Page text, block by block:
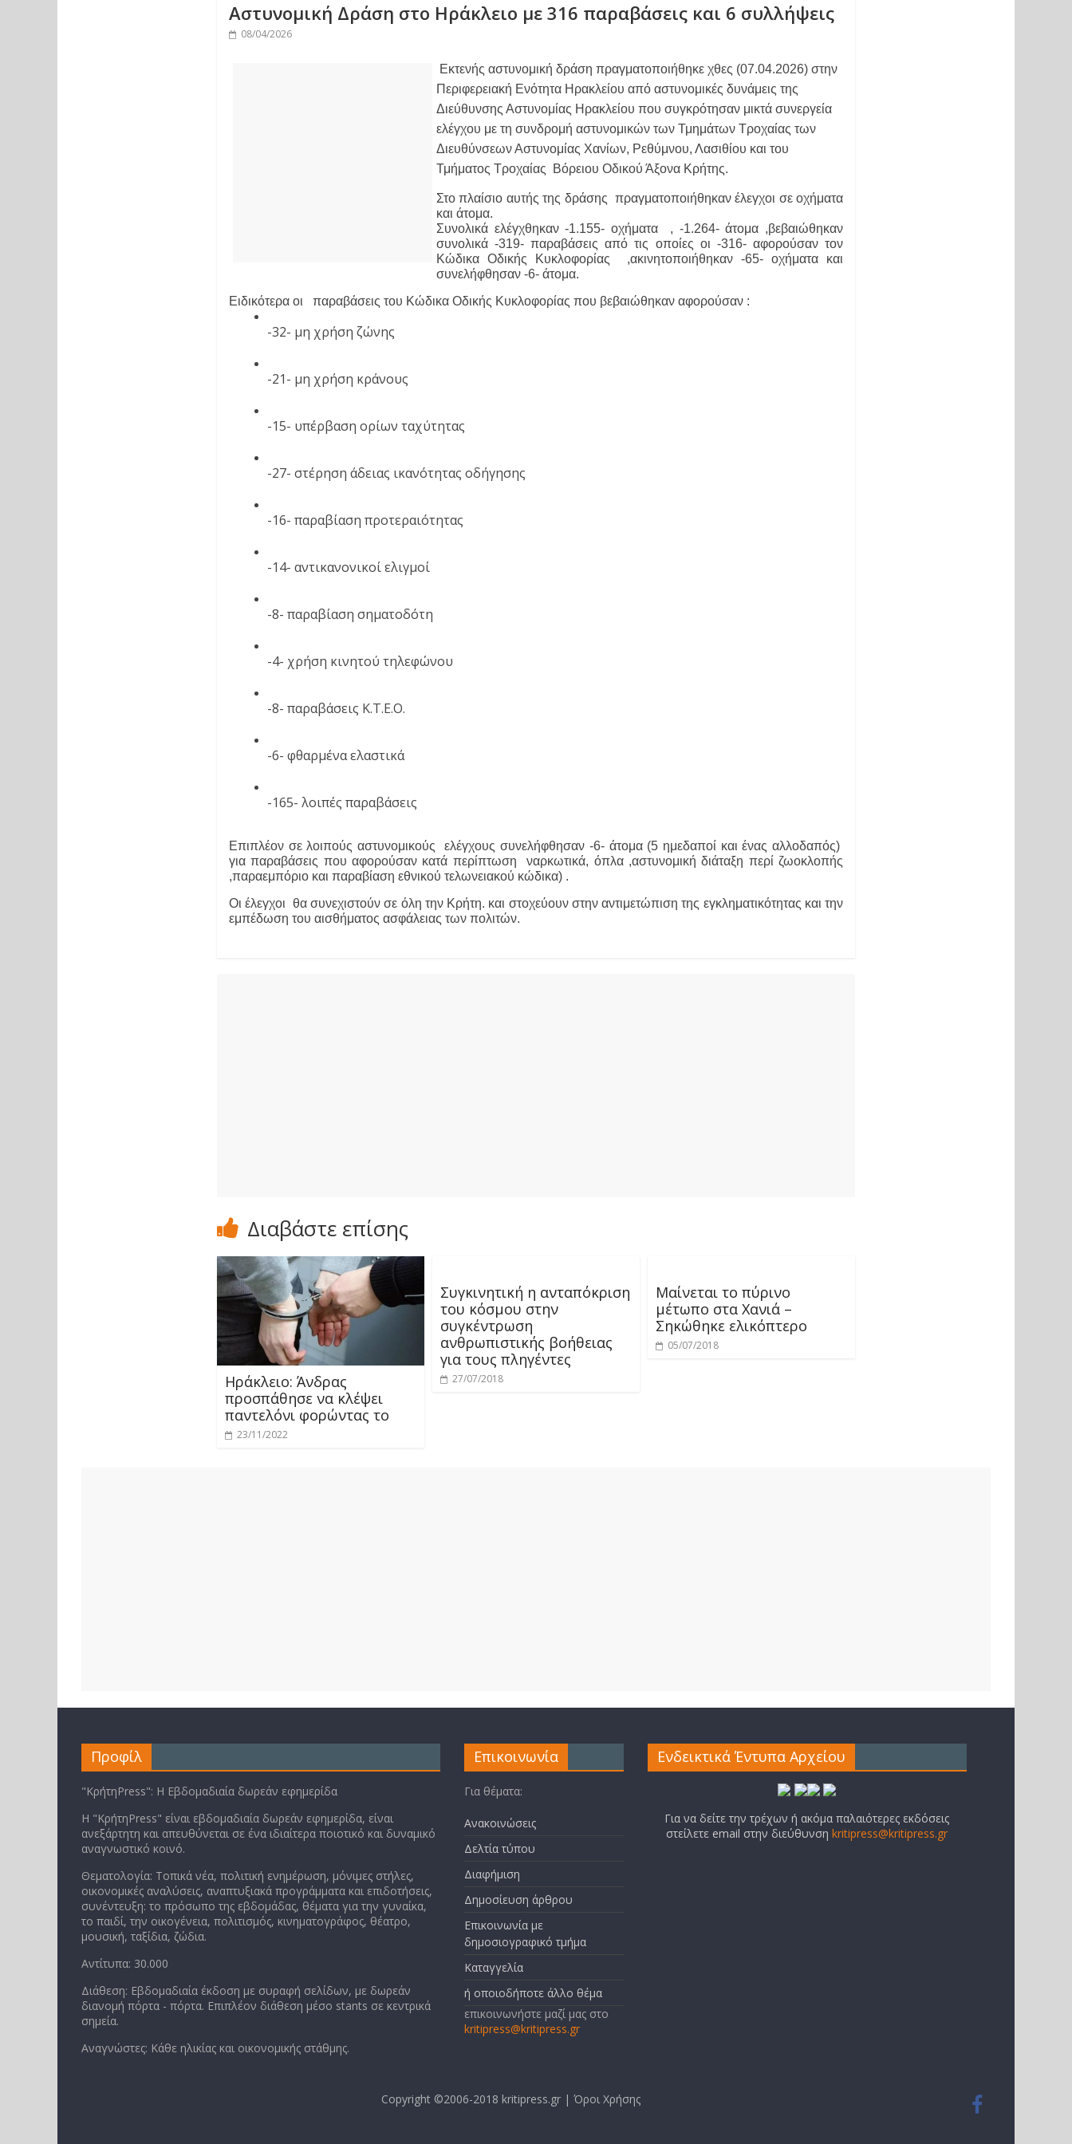
Αστυνομική Δράση στο Ηράκλειο με 316 παραβάσεις και 6 συλλήψεις
08/04/2026
Εκτενής αστυνομική δράση πραγματοποιήθηκε χθες (07.04.2026) στην
Περιφερειακή Ενότητα Ηρακλείου από αστυνομικές δυνάμεις της
Διεύθυνσης Αστυνομίας Ηρακλείου που συγκρότησαν μικτά συνεργεία
ελέγχου με τη συνδρομή αστυνομικών των Τμημάτων Τροχαίας των
Διευθύνσεων Αστυνομίας Χανίων, Ρεθύμνου, Λασιθίου και του
Τμήματος Τροχαίας  Βόρειου Οδικού Άξονα Κρήτης.
Στο πλαίσιο αυτής της δράσης  πραγματοποιήθηκαν έλεγχοι σε οχήματα
και άτομα.
Συνολικά ελέγχθηκαν -1.155- οχήματα  , -1.264- άτομα ,βεβαιώθηκαν
συνολικά -319- παραβάσεις από τις οποίες οι -316- αφορούσαν τον
Κώδικα Οδικής Κυκλοφορίας  ,ακινητοποιήθηκαν -65- οχήματα και
συνελήφθησαν -6- άτομα.
Ειδικότερα οι   παραβάσεις του Κώδικα Οδικής Κυκλοφορίας που βεβαιώθηκαν αφορούσαν :
-32- μη χρήση ζώνης
-21- μη χρήση κράνους
-15- υπέρβαση ορίων ταχύτητας
-27- στέρηση άδειας ικανότητας οδήγησης
-16- παραβίαση προτεραιότητας
-14- αντικανονικοί ελιγμοί
-8- παραβίαση σηματοδότη
-4- χρήση κινητού τηλεφώνου
-8- παραβάσεις Κ.Τ.Ε.Ο.
-6- φθαρμένα ελαστικά
-165- λοιπές παραβάσεις
Επιπλέον σε λοιπούς αστυνομικούς  ελέγχους συνελήφθησαν -6- άτομα (5 ημεδαποί και ένας αλλοδαπός)
για παραβάσεις που αφορούσαν κατά περίπτωση  ναρκωτικά, όπλα ,αστυνομική διάταξη περί ζωοκλοπής
,παραεμπόριο και παραβίαση εθνικού τελωνειακού κώδικα) .
Οι έλεγχοι  θα συνεχιστούν σε όλη την Κρήτη. και στοχεύουν στην αντιμετώπιση της εγκληματικότητας και την
εμπέδωση του αισθήματος ασφάλειας των πολιτών.
Διαβάστε επίσης
Ηράκλειο: Άνδρας
προσπάθησε να κλέψει
παντελόνι φορώντας το
23/11/2022
Συγκινητική η ανταπόκριση
του κόσμου στην
συγκέντρωση
ανθρωπιστικής βοήθειας
για τους πληγέντες
27/07/2018
Μαίνεται το πύρινο
μέτωπο στα Χανιά –
Σηκώθηκε ελικόπτερο
05/07/2018
Προφίλ
"ΚρήτηPress": Η Εβδομαδιαία δωρεάν εφημερίδα
Η "ΚρήτηPress" είναι εβδομαδιαία δωρεάν εφημερίδα, είναι
ανεξάρτητη και απευθύνεται σε ένα ιδιαίτερα ποιοτικό και δυναμικό
αναγνωστικό κοινό.
Θεματολογία: Τοπικά νέα, πολιτική ενημέρωση, μόνιμες στήλες,
οικονομικές αναλύσεις, αναπτυξιακά προγράμματα και επιδοτήσεις,
συνέντευξη: το πρόσωπο της εβδομάδας, θέματα για την γυναίκα,
το παιδί, την οικογένεια, πολιτισμός, κινηματογράφος, θέατρο,
μουσική, ταξίδια, ζώδια.
Αντίτυπα: 30.000
Διάθεση: Εβδομαδιαία έκδοση με συραφή σελίδων, με δωρεάν
διανομή πόρτα - πόρτα. Επιπλέον διάθεση μέσο stants σε κεντρικά
σημεία.
Αναγνώστες: Κάθε ηλικίας και οικονομικής στάθμης.
Επικοινωνία
Για θέματα:
Ανακοινώσεις
Δελτία τύπου
Διαφήμιση
Δημοσίευση άρθρου
Επικοινωνία με
δημοσιογραφικό τμήμα
Καταγγελία
ή οποιοδήποτε άλλο θέμα
επικοινωνήστε μαζί μας στο
kritipress@kritipress.gr
Ενδεικτικά Έντυπα Αρχείου
Για να δείτε την τρέχων ή ακόμα παλαιότερες εκδόσεις
στείλετε email στην διεύθυνσηkritipress@kritipress.gr
Copyright ©2006-2018 kritipress.gr | Όροι Χρήσης